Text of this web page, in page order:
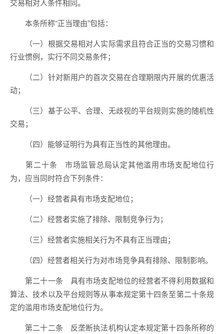
交易相对人条件相同。
本条所称“正当理由”包括：
（一）根据交易相对人实际需求且符合正当的交易习惯和
行业惯例，实行不同交易条件；
（二）针对新用户的首次交易在合理期限内开展的优惠活
动；
（三）基于公平、合理、无歧视的平台规则实施的随机性
交易；
（四）能够证明行为具有正当性的其他理由。
第二十条市场监管总局认定其他滥用市场支配地位行
为，应当同时符合下列条件：
（一）经营者具有市场支配地位；
（二）经营者实施了排除、限制竞争行为；
（三）经营者实施相关行为不具有正当理由；
（四）经营者相关行为对市场竞争具有排除、限制影响。
第二十一条 具有市场支配地位的经营者不得利用数据和
算法、技术以及平台规则等从事本规定第十四条至第二十条规
定的滥用市场支配地位行为。
第二十二条
反垄断执法机构认定本规定第十四条所称的